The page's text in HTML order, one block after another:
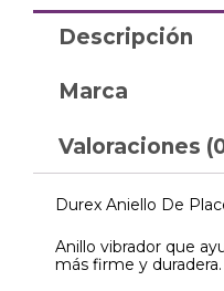
Descripción
Marca
Valoraciones
Durex Aniello De
Anillo vibrador que
más firme y duradera.